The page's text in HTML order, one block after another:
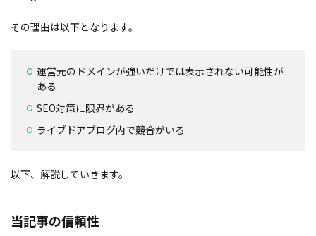
その理由は以下となります。
運営元のドメインが強いだけでは表示されない可能性が
ある
SEO対策に限界がある
ライブドアブログ内で競合がいる
以下、解説していきます。
当記事の信頼性